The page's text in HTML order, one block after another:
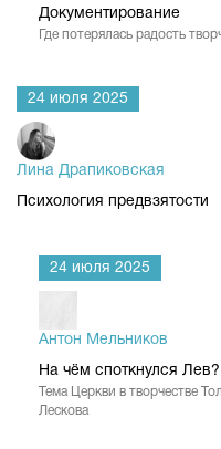
Документирование
Где потерялась радость
24 июля 2025
Лина Драпиковская
Психология предвзятости
24 июля 2025
Антон Мельников
На чём споткнулся Лев?
Тема Церкви в творчестве
Лескова